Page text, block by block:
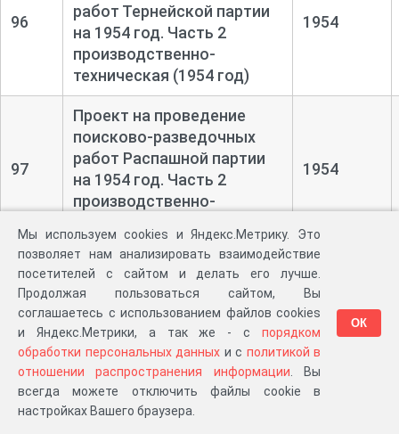
96
работ Тернейской партии
на 1954 год. Часть 2
производственно-
техническая (1954 год)
1954
97
Проект на проведение
поисково-разведочных
работ Распашной партии
на 1954 год. Часть 2
производственно-
1954
98
Проект на проведение
поисково-разведочных
работ Валинкуйской
партии на 1954 год. Часть
2 производственно-
техническая (1954 год)
1954
Проект на проведение
Мы используем cookies и Яндекс.Метрику. Это
позволяет нам анализировать взаимодействие
посетителей с сайтом и делать его лучше.
Продолжая пользоваться сайтом, Вы
соглашаетесь с использованием файлов cookies
и Яндекс.Метрики, а так же - с порядком
обработки персональных данных и с политикой в
отношении распространения информации . Вы
всегда можете отключить файлы cookie в
настройках Вашего браузера.
ОК